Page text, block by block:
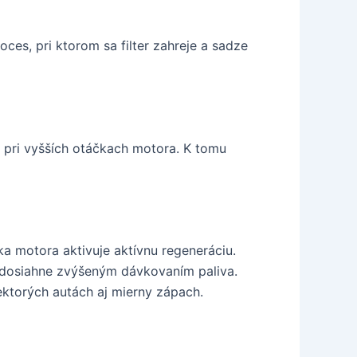
pri ktorom sa filter zahreje a sadze
vyšších otáčkach motora. K tomu
motora aktivuje aktívnu regeneráciu.
zvýšeným dávkovaním paliva.
autách aj mierny zápach.